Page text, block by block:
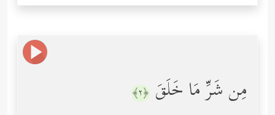
مِن شَرِّ مَا خَلَقَ ﴿٢﴾